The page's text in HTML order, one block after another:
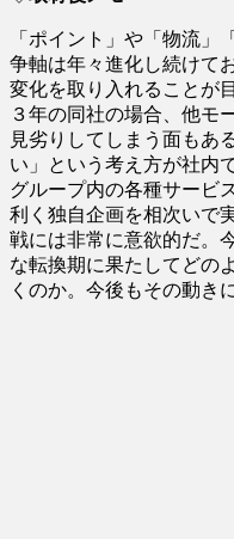
「ポイント」や「物流」
争軸は年々進化し続けて
変化を取り入れることが
３年の同社の場合、他モ
見劣りしてしまう面もあ
い」という考え方が社内
グループ内の各種サービ
利く独自企画を相次いで
戦には非常に意欲的だ。
な転換期に果たしてどの
くのか。今後もその動き